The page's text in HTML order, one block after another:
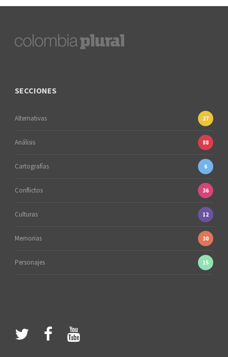
SECCIONES
Alternativas 27
Análisis 88
Cartografías 6
Conflictos 36
Culturas 12
Memorias 30
Personajes 15